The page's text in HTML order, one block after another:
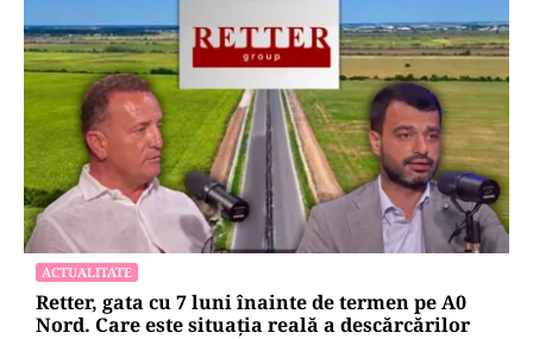
ACTUALITATE
Retter, gata cu 7 luni înainte de termen pe A0
Nord. Care este situația reală a descărcărilor